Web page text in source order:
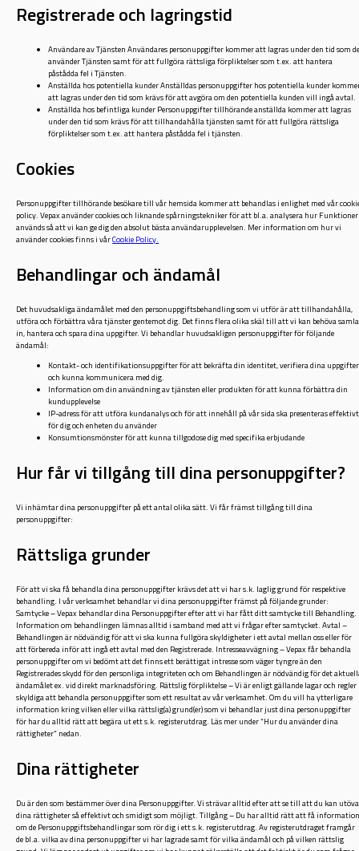
Registrerade och lagringstid
Användare av Tjänsten Användares personuppgifter kommer att lagras under den tid som
använder Tjänsten samt för att fullgöra rättsliga förpliktelser som t.ex. att hantera
påstådda fel i Tjänsten.
Anställda hos potentiella kunder Anställdas personuppgifter hos potentiella kunder
att lagras under den tid som krävs för att avgöra om den potentiella kunden vill ingå avtal.
Anställda hos befintliga kunder Personuppgifter tillhörande anställda kommer att lagras
under den tid som krävs för att tillhandahålla tjänsten samt för att fullgöra rättsliga
förpliktelser som t.ex. att hantera påstådda fel i tjänsten.
Cookies
Personuppgifter tillhörande besökare till vår hemsida kommer att behandlas i enlighet med vår
policy. Vepax använder cookies och liknande spårningstekniker för att bl.a. analysera hur Funktioner
används så att vi kan ge dig den absolut bästa användarupplevelsen. Mer information om hur vi
använder cookies finns i vårCookie Policy.
Behandlingar och ändamål
Det huvudsakliga ändamålet med den personuppgiftsbehandling som vi utför är att tillhandahålla,
utföra och förbättra våra tjänster gentemot dig. Det finns flera olika skäl till att vi kan behöva samla
in, hantera och spara dina uppgifter. Vi behandlar huvudsakligen personuppgifter för följande
ändamål:
Kontakt- och identifikationsuppgifter för att bekräfta din identitet, verifiera dina uppgifter
och kunna kommunicera med dig.
Information om din användning av tjänsten eller produkten för att kunna förbättra din
kundupplevelse
IP-adress för att utföra kundanalys och för att innehåll på vår sida ska presenteras effektivt
för dig och enheten du använder
Konsumtionsmönster för att kunna tillgodose dig med specifika erbjudande
Hur får vi tillgång till dina personuppgifter?
Vi inhämtar dina personuppgifter på ett antal olika sätt. Vi får främst tillgång till dina
personuppgifter:
Rättsliga grunder
För att vi ska få behandla dina personuppgifter krävs det att vi har s.k. laglig grund för respektive
behandling. I vår verksamhet behandlar vi dina personuppgifter främst på följande grunder:
Samtycke – Vepax behandlar dina Personuppgifter efter att vi har fått ditt samtycke till Behandling.
Information om behandlingen lämnas alltid i samband med att vi frågar efter samtycket. Avtal –
Behandlingen är nödvändig för att vi ska kunna fullgöra skyldigheter i ett avtal mellan oss eller för
att förbereda inför att ingå ett avtal med den Registrerade. Intresseavvägning – Vepax får behandla
personuppgifter om vi bedömt att det finns ett berättigat intresse som väger tyngre än den
Registrerades skydd för den personliga integriteten och om Behandlingen är nödvändig för det
ändamålet ex. vid direkt marknadsföring. Rättslig förpliktelse – Vi är enligt gällande lagar och regler
skyldiga att behandla personuppgifter som ett resultat av vår verksamhet. Om du vill ha ytterligare
information kring vilken eller vilka rättslig(a) grund(er) som vi behandlar just dina personuppgifter
för har du alltid rätt att begära ut ett s.k. registerutdrag. Läs mer under “Hur du använder dina
rättigheter” nedan.
Dina rättigheter
Du är den som bestämmer över dina Personuppgifter. Vi strävar alltid efter att se till att du kan utöva
dina rättigheter så effektivt och smidigt som möjligt. Tillgång – Du har alltid rätt att få
om de Personuppgiftsbehandlingar som rör dig i ett s.k. registerutdrag. Av registerutdraget framgår
de bl.a. vilka av dina personuppgifter vi har lagrade samt för vilka ändamål och på vilken rättslig